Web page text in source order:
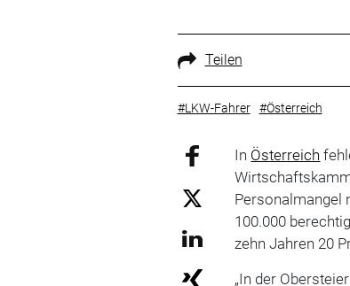
Teilen
#LKW-Fahrer #Österreich
In Österreich
Personalmangel
100.000
zehn Jahren 20
„In der